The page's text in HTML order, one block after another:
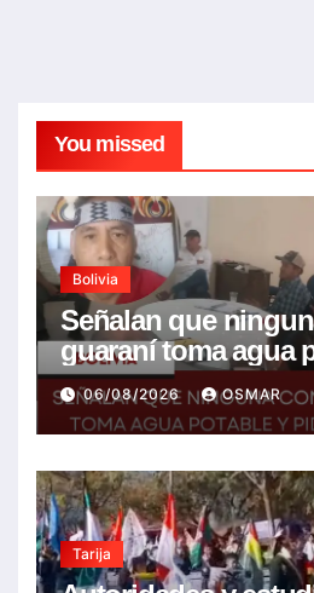
You missed
Bolivia
Señalan que
guaraní toma agua
piden realizar un
resolver la
06/08/2026 OSMAR
Tarija